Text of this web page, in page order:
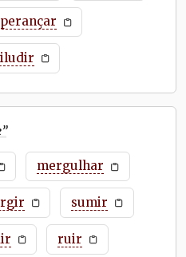
”
mergulhar
sumir
ruir